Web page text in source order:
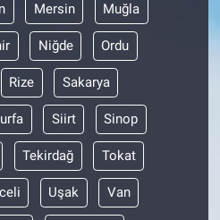
Mersin Muğla
Niğde Ordu
Rize Sakarya
Siirt Sinop
Tekirdağ Tokat
Uşak Van